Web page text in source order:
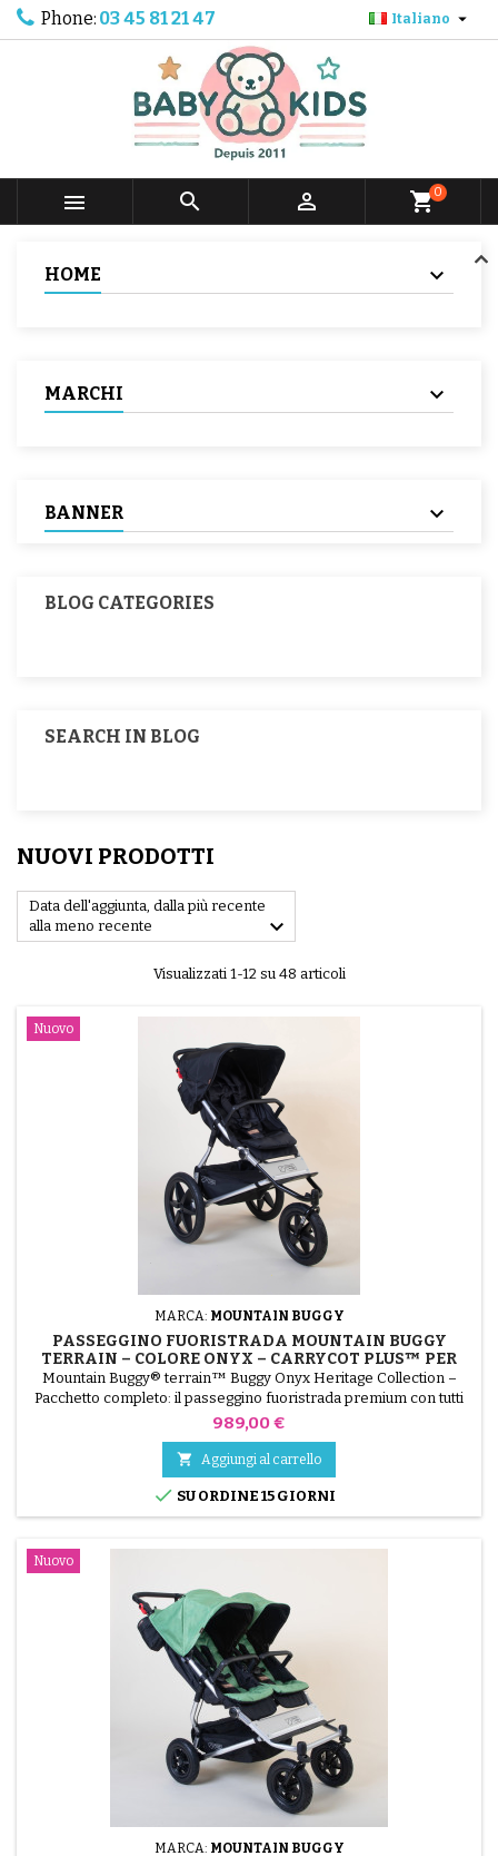
Phone: 03 45 81 21 47 Italiano 
   shopping_cart0
HOME
MARCHI
BANNER
BLOG CATEGORIES
SEARCH IN BLOG
NUOVI PRODOTTI
Data dell'aggiunta, dalla più recente
alla meno recente

Visualizzati 1-12 su 48 articoli
Nuovo
MARCA: MOUNTAIN BUGGY
PASSEGGINO FUORISTRADA MOUNTAIN BUGGY
TERRAIN – COLORE ONYX – CARRYCOT PLUS™ PER
TERRAIN
Mountain Buggy® terrain™ Buggy Onyx Heritage Collection –
Pacchetto completo: il passeggino fuoristrada premium con tutti
gli accessori inclusi: navicella, vassoio per pasti Food Tray,
Mesh &amp; Blackout Cover. Passeggino fuoristrada colore Onyx
Culla Carrycot Plus inclusa per i primi mesi di...
Prezzo
989,00 €
 Aggiungi al carrello
 SU ORDINE 15 GIORNI
Nuovo
MARCA: MOUNTAIN BUGGY